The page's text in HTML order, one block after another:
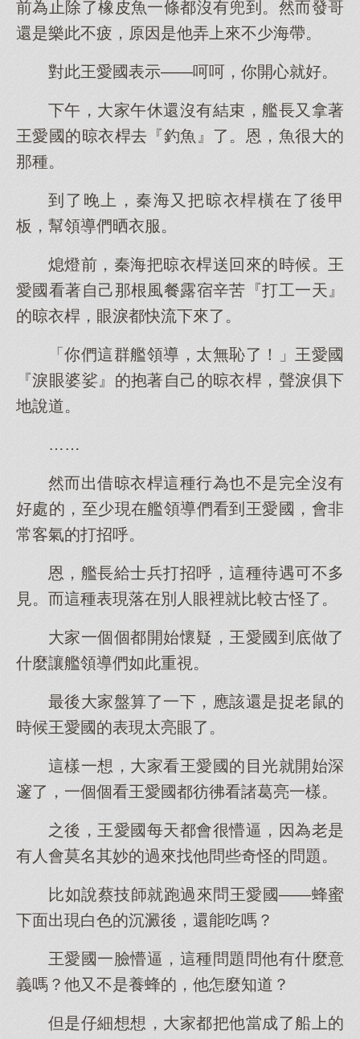
前為止除了橡皮魚一條都沒有兜到。然而發哥
還是樂此不疲，原因是他弄上來不少海帶。
對此王愛國表示——呵呵，你開心就好。
下午，大家午休還沒有結束，艦長又拿著
王愛國的晾衣桿去『釣魚』了。恩，魚很大的
那種。
到了晚上，秦海又把晾衣桿橫在了後甲
板，幫領導們晒衣服。
熄燈前，秦海把晾衣桿送回來的時候。王
愛國看著自己那根風餐露宿辛苦『打工一天』
的晾衣桿，眼淚都快流下來了。
「你們這群艦領導，太無恥了！」王愛國
『淚眼婆娑』的抱著自己的晾衣桿，聲淚俱下
地說道。
……
然而出借晾衣桿這種行為也不是完全沒有
好處的，至少現在艦領導們看到王愛國，會非
常客氣的打招呼。
恩，艦長給士兵打招呼，這種待遇可不多
見。而這種表現落在別人眼裡就比較古怪了。
大家一個個都開始懷疑，王愛國到底做了
什麼讓艦領導們如此重視。
最後大家盤算了一下，應該還是捉老鼠的
時候王愛國的表現太亮眼了。
這樣一想，大家看王愛國的目光就開始深
邃了，一個個看王愛國都彷彿看諸葛亮一樣。
之後，王愛國每天都會很懵逼，因為老是
有人會莫名其妙的過來找他問些奇怪的問題。
比如說蔡技師就跑過來問王愛國——蜂蜜
下面出現白色的沉澱後，還能吃嗎？
王愛國一臉懵逼，這種問題問他有什麼意
義嗎？他又不是養蜂的，他怎麼知道？
但是仔細想想，大家都把他當成了船上的